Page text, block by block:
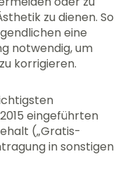
zu dienen. So
eine
notwendig, um
korrigieren.
eingeführten
(„Gratis-
in sonstigen